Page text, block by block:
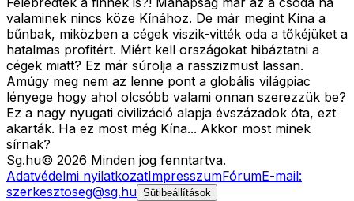
valaminek nincs köze Kínához. De már megint Kína a
bűnbak, miközben a cégek viszik-vitték oda a tőkéjüket a
hatalmas profitért. Miért kell országokat hibáztatni a
cégek miatt? Ez már súrolja a rasszizmust lassan.
Amúgy meg nem az lenne pont a globális világpiac
lényege hogy ahol olcsóbb valami onnan szerezzük be?
Ez a nagy nyugati civilizáció alapja évszázadok óta, ezt
akarták. Ha ez most még Kína... Akkor most minek
sírnak?
Sg.hu© 2026 Minden jog fenntartva.
Adatvédelmi nyilatkozatImpresszumFórumE-mail:
szerkesztoseg@sg.hu Sütibeállítások